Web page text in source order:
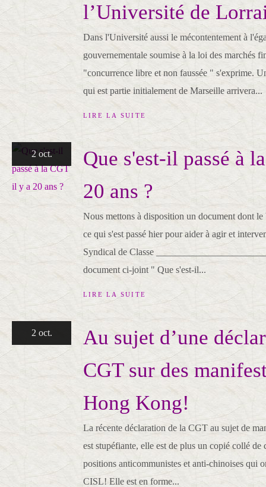
l’Université de
Dans l'Université aussi le mécontentement à
gouvernementale soumise à la loi des marchés
"concurrence libre et non faussée " s'exprime.
qui est partie initialement de Marseille arrivera...
LIRE LA SUITE
2 oct.
Que s'est-il passé à
20 ans ?
Nous mettons à disposition un document dont
ce qui s'est passé hier pour aider à agir et
Syndical de Classe
document ci-joint " Que s'est-il...
LIRE LA SUITE
2 oct.
Au sujet d’une
CGT sur des
Hong Kong!
La récente déclaration de la CGT au sujet de
est stupéfiante, elle est de plus un copié collé
positions anticommunistes et anti-chinoises qui
CISL! Elle est en forme...